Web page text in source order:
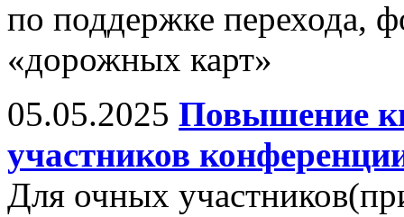
по поддержке перехода,
«дорожных карт»
05.05.2025 Повышение
участников
Для очных